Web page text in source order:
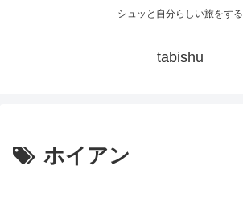
シュッと自分らしい旅をする
tabishu
ホイアン